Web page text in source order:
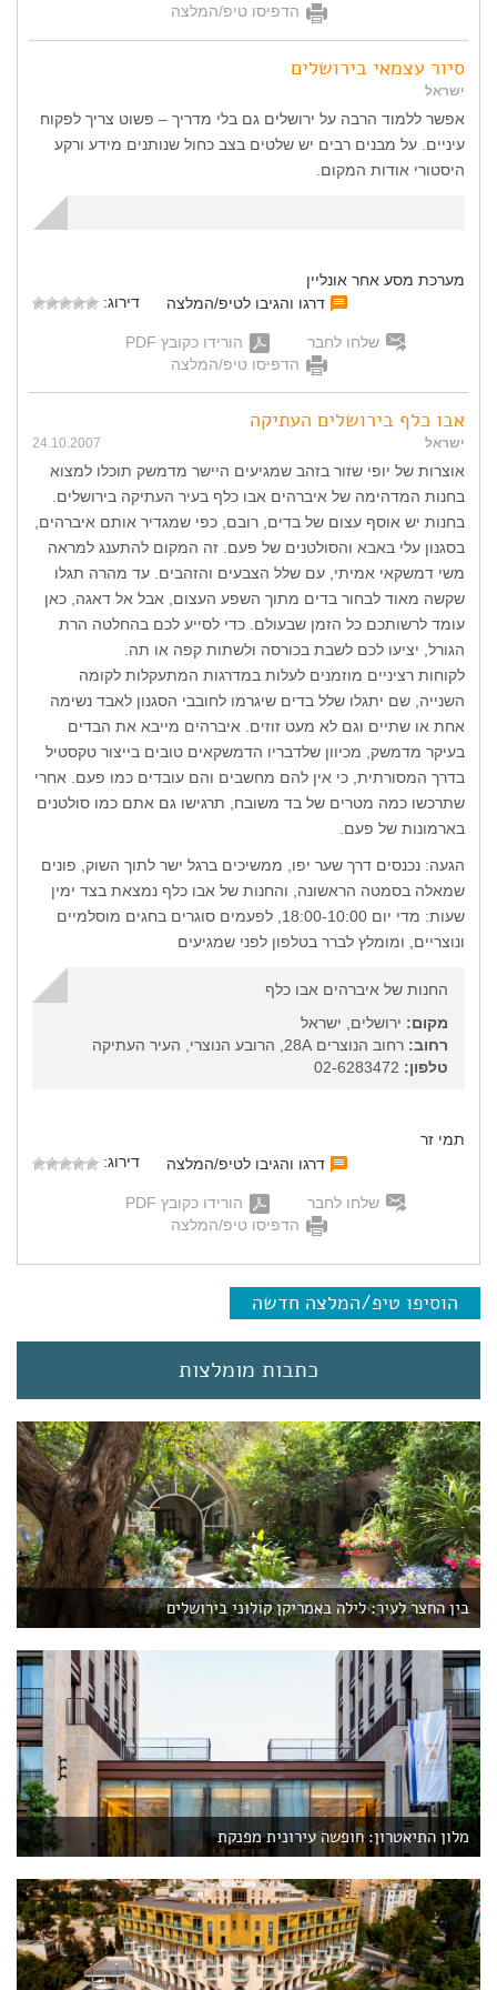
הדפיסו טיפ/המלצה
סיור עצמאי בירושלים
ישראל
אפשר ללמוד הרבה על ירושלים גם בלי מדריך – פשוט צריך לפקוח
עיניים. על מבנים רבים יש שלטים בצב כחול שנותנים מידע ורקע
היסטורי אודות המקום.
מערכת מסע אחר אונליין
דרגו והגיבו לטיפ/המלצה
דירוג:
שלחו לחבר
הורידו כקובץ PDF
הדפיסו טיפ/המלצה
אבו כלף בירושלים העתיקה
ישראל 24.10.2007
אוצרות של יופי שזור בזהב שמגיעים היישר מדמשק תוכלו למצוא
בחנות המדהימה של איברהים אבו כלף בעיר העתיקה בירושלים.
בחנות יש אוסף עצום של בדים, רובם, כפי שמגדיר אותם איברהים,
בסגנון עלי באבא והסולטנים של פעם. זה המקום להתענג למראה
משי דמשקאי אמיתי, עם שלל הצבעים והזהבים. עד מהרה תגלו
שקשה מאוד לבחור בדים מתוך השפע העצום, אבל אל דאגה, כאן
עומד לרשותכם כל הזמן שבעולם. כדי לסייע לכם בהחלטה הרת
הגורל, יציעו לכם לשבת בכורסה ולשתות קפה או תה.
לקוחות רציניים מוזמנים לעלות במדרגות המתעקלות לקומה
השנייה, שם יתגלו שלל בדים שיגרמו לחובבי הסגנון לאבד נשימה
אחת או שתיים וגם לא מעט זוזים. איברהים מייבא את הבדים
בעיקר מדמשק, מכיוון שלדבריו הדמשקאים טובים בייצור טקסטיל
בדרך המסורתית, כי אין להם מחשבים והם עובדים כמו פעם. אחרי
שתרכשו כמה מטרים של בד משובח, תרגישו גם אתם כמו סולטנים
בארמונות של פעם.
הגעה: נכנסים דרך שער יפו, ממשיכים ברגל ישר לתוך השוק, פונים
שמאלה בסמטה הראשונה, והחנות של אבו כלף נמצאת בצד ימין
שעות: מדי יום 18:00-10:00, לפעמים סוגרים בחגים מוסלמיים
ונוצריים, ומומלץ לברר בטלפון לפני שמגיעים
החנות של איברהים אבו כלף
מקום: ירושלים, ישראל
רחוב: רחוב הנוצרים 28A, הרובע הנוצרי, העיר העתיקה
טלפון:
תמי זר
דרגו והגיבו לטיפ/המלצה
דירוג:
שלחו לחבר
הורידו כקובץ PDF
הדפיסו טיפ/המלצה
הוסיפו טיפ/המלצה חדשה
כתבות מומלצות
בין החצר לעיר: לילה באמריקן קולוני בירושלים
מלון התיאטרון: חופשה עירונית מפנקת